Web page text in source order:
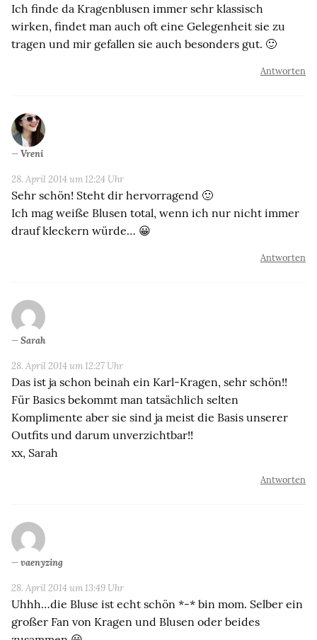
Ich finde da Kragenblusen immer sehr klassisch
wirken, findet man auch oft eine Gelegenheit sie zu
tragen und mir gefallen sie auch besonders gut. 🙂
Antworten
Vreni
28. April 2014 um 12:24 Uhr
Sehr schön! Steht dir hervorragend 🙂
Ich mag weiße Blusen total, wenn ich nur nicht immer
drauf kleckern würde… 😀
Antworten
Sarah
28. April 2014 um 12:27 Uhr
Das ist ja schon beinah ein Karl-Kragen, sehr schön!!
Für Basics bekommt man tatsächlich selten
Komplimente aber sie sind ja meist die Basis unserer
Outfits und darum unverzichtbar!!
xx, Sarah
Antworten
vaenyzing
28. April 2014 um 13:49 Uhr
Uhhh…die Bluse ist echt schön *-* bin mom. Selber ein
großer Fan von Kragen und Blusen oder beides